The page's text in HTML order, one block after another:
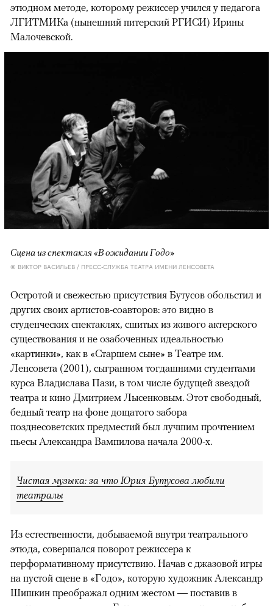
этюдном методе, которому режиссер учился у педагога
ЛГИТМИКа (нынешний питерский РГИСИ) Ирины
Малочевской.
Сцена из спектакля «В ожидании Годо»
© ВИКТОР ВАСИЛЬЕВ / ПРЕСС-СЛУЖБА ТЕАТРА ИМЕНИ ЛЕНСОВЕТА
Остротой и свежестью присутствия Бутусов обольстил и
других своих артистов-соавторов: это видно в
студенческих спектаклях, сшитых из живого актерского
существования и не озабоченных идеальностью
«картинки», как в «Старшем сыне» в Театре им.
Ленсовета (2001), сыгранном тогдашними студентами
курса Владислава Пази, в том числе будущей звездой
театра и кино Дмитрием Лысенковым. Этот свободный,
бедный театр на фоне дощатого забора
позднесоветских предместий был лучшим прочтением
пьесы Александра Вампилова начала 2000-х.
Чистая музыка: за что Юрия Бутусова любили
театралы
Из естественности, добываемой внутри театрального
этюда, совершался поворот режиссера к
перформативному присутствию. Начав с джазовой игры
на пустой сцене в «Годо», которую художник Александр
Шишкин преображал одним жестом — поставив в